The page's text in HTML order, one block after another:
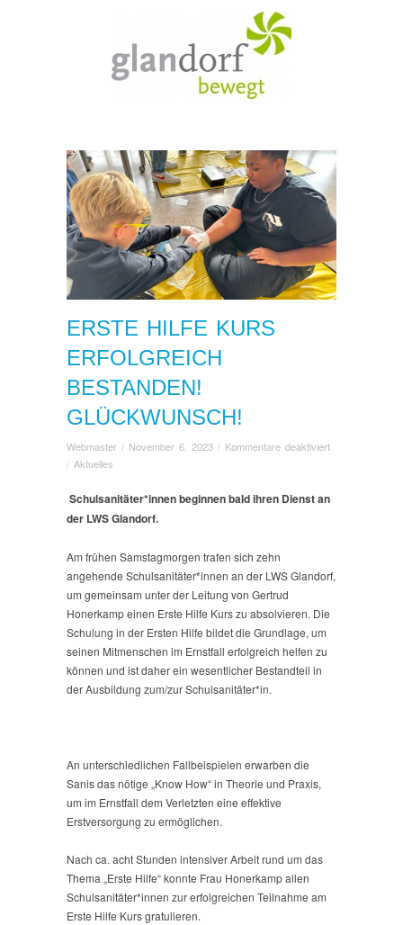
ERSTE HILFE KURS
ERFOLGREICH
BESTANDEN!
GLÜCKWUNSCH!
Webmaster / November 6, 2023 / Kommentare deaktiviertfür
Kurs
/ Aktuelles
Schulsanitäter*innen beginnen bald ihren Dienst an
der LWS Glandorf.
Am frühen Samstagmorgen trafen sich zehn
angehende Schulsanitäter*innen an der LWS Glandorf,
um gemeinsam unter der Leitung von Gertrud
Honerkamp einen Erste Hilfe Kurs zu absolvieren. Die
Schulung in der Ersten Hilfe bildet die Grundlage, um
seinen Mitmenschen im Ernstfall erfolgreich helfen zu
können und ist daher ein wesentlicher Bestandteil in
der Ausbildung zum/zur Schulsanitäter*in.
An unterschiedlichen Fallbeispielen erwarben die
Sanis das nötige „Know How“ in Theorie und Praxis,
um im Ernstfall dem Verletzten eine effektive
Erstversorgung zu ermöglichen.
Nach ca. acht Stunden intensiver Arbeit rund um das
Thema „Erste Hilfe“ konnte Frau Honerkamp allen
Schulsanitäter*innen zur erfolgreichen Teilnahme am
Erste Hilfe Kurs gratulieren.